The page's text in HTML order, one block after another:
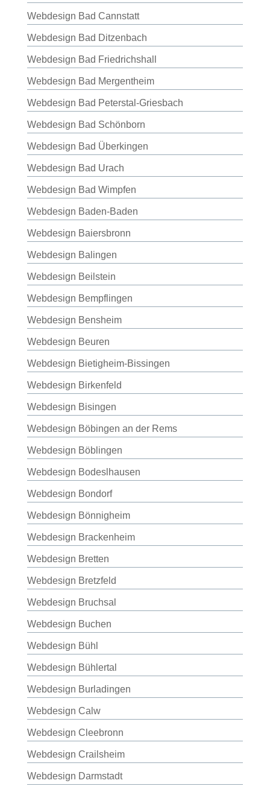
Webdesign Bad Cannstatt
Webdesign Bad Ditzenbach
Webdesign Bad Friedrichshall
Webdesign Bad Mergentheim
Webdesign Bad Peterstal-Griesbach
Webdesign Bad Schönborn
Webdesign Bad Überkingen
Webdesign Bad Urach
Webdesign Bad Wimpfen
Webdesign Baden-Baden
Webdesign Baiersbronn
Webdesign Balingen
Webdesign Beilstein
Webdesign Bempflingen
Webdesign Bensheim
Webdesign Beuren
Webdesign Bietigheim-Bissingen
Webdesign Birkenfeld
Webdesign Bisingen
Webdesign Böbingen an der Rems
Webdesign Böblingen
Webdesign Bodeslhausen
Webdesign Bondorf
Webdesign Bönnigheim
Webdesign Brackenheim
Webdesign Bretten
Webdesign Bretzfeld
Webdesign Bruchsal
Webdesign Buchen
Webdesign Bühl
Webdesign Bühlertal
Webdesign Burladingen
Webdesign Calw
Webdesign Cleebronn
Webdesign Crailsheim
Webdesign Darmstadt